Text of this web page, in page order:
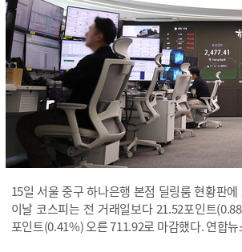
15일 서울 중구 하나은행 본점 딜링룸 현황판
이날 코스피는 전 거래일보다 21.52포인트
포인트(0.41%) 오른 711.92로 마감했다. 연합뉴